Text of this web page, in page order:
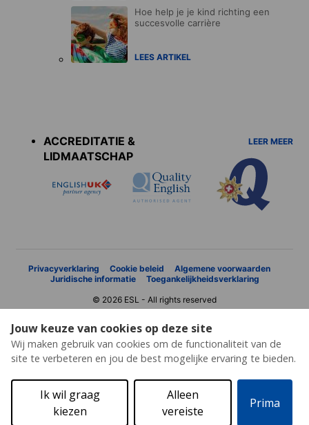
Jouw keuze van cookies op deze site
Wij maken gebruik van cookies om de functionaliteit van de
site te verbeteren en jou de best mogelijke ervaring te bieden.
Prima
Alleen
vereiste
Ik wil graag
kiezen
Hoe help je je kind richting een
succesvolle carrière
LEES ARTIKEL
ACCREDITATIE &
LIDMAATSCHAP
LEER MEER
Privacyverklaring Cookie beleid
Algemene voorwaarden
Juridische informatie
Toegankelijkheidsverklaring
© 2026 ESL - All rights reserved